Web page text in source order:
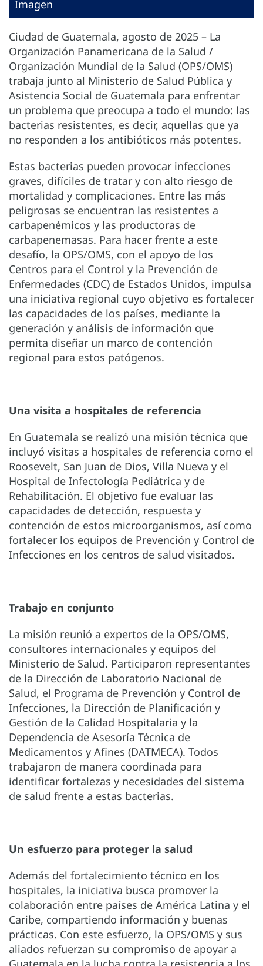
Imagen
Ciudad de Guatemala, agosto de 2025 – La
Organización Panamericana de la Salud /
Organización Mundial de la Salud (OPS/OMS)
trabaja junto al Ministerio de Salud Pública y
Asistencia Social de Guatemala para enfrentar
un problema que preocupa a todo el mundo: las
bacterias resistentes, es decir, aquellas que ya
no responden a los antibióticos más potentes.
Estas bacterias pueden provocar infecciones
graves, difíciles de tratar y con alto riesgo de
mortalidad y complicaciones. Entre las más
peligrosas se encuentran las resistentes a
carbapenémicos y las productoras de
carbapenemasas. Para hacer frente a este
desafío, la OPS/OMS, con el apoyo de los
Centros para el Control y la Prevención de
Enfermedades (CDC) de Estados Unidos, impulsa
una iniciativa regional cuyo objetivo es fortalecer
las capacidades de los países, mediante la
generación y análisis de información que
permita diseñar un marco de contención
regional para estos patógenos.
Una visita a hospitales de referencia
En Guatemala se realizó una misión técnica que
incluyó visitas a hospitales de referencia como el
Roosevelt, San Juan de Dios, Villa Nueva y el
Hospital de Infectología Pediátrica y de
Rehabilitación. El objetivo fue evaluar las
capacidades de detección, respuesta y
contención de estos microorganismos, así como
fortalecer los equipos de Prevención y Control de
Infecciones en los centros de salud visitados.
Trabajo en conjunto
La misión reunió a expertos de la OPS/OMS,
consultores internacionales y equipos del
Ministerio de Salud. Participaron representantes
de la Dirección de Laboratorio Nacional de
Salud, el Programa de Prevención y Control de
Infecciones, la Dirección de Planificación y
Gestión de la Calidad Hospitalaria y la
Dependencia de Asesoría Técnica de
Medicamentos y Afines (DATMECA). Todos
trabajaron de manera coordinada para
identificar fortalezas y necesidades del sistema
de salud frente a estas bacterias.
Un esfuerzo para proteger la salud
Además del fortalecimiento técnico en los
hospitales, la iniciativa busca promover la
colaboración entre países de América Latina y el
Caribe, compartiendo información y buenas
prácticas. Con este esfuerzo, la OPS/OMS y sus
aliados refuerzan su compromiso de apoyar a